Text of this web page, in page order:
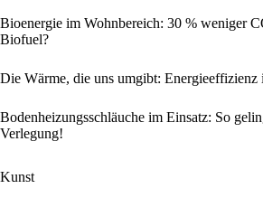
Bioenergie im Wohnbereich: 30 % weniger
Biofuel?
Die Wärme, die uns umgibt: Energieeffizienz
Bodenheizungsschläuche im Einsatz: So
Verlegung!
Kunst